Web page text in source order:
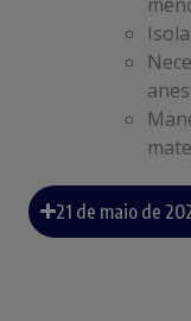
21 de maio de